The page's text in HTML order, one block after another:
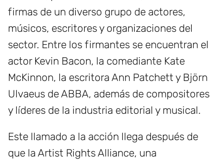
firmas de un diverso grupo de actores,
músicos, escritores y organizaciones del
sector. Entre los firmantes se encuentran el
actor Kevin Bacon, la comediante Kate
McKinnon, la escritora Ann Patchett y Björn
Ulvaeus de ABBA, además de compositores
y líderes de la industria editorial y musical.
Este llamado a la acción llega después de
que la Artist Rights Alliance, una